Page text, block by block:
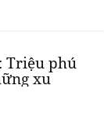
Triệu phú
xu
du